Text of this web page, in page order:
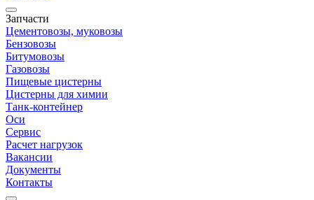
Запчасти
Цементовозы, муковозы
Бензовозы
Битумовозы
Газовозы
Пищевые цистерны
Цистерны для химии
Танк-контейнер
Оси
Сервис
Расчет нагрузок
Вакансии
Документы
Контакты